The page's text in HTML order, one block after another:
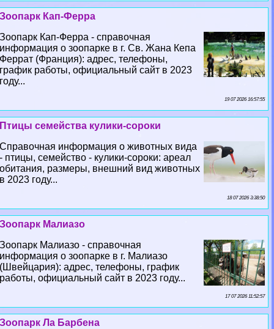
Зоопарк Кап-Ферра
Зоопарк Кап-Ферра - справочная
информация о зоопарке в г. Св. Жана Кепа
Феррат (Франция): адрес, телефоны,
график работы, официальный сайт в 2023
году...
19 07 2026 16:57:55
Птицы семейства кулики-сороки
Справочная информация о животных вида
- птицы, семейство - кулики-сороки: ареал
обитания, размеры, внешний вид животных
в 2023 году...
18 07 2026 3:38:50
Зоопарк Малиазо
Зоопарк Малиазо - справочная
информация о зоопарке в г. Малиазо
(Швейцария): адрес, телефоны, график
работы, официальный сайт в 2023 году...
17 07 2026 11:52:57
Зоопарк Ла Барбена